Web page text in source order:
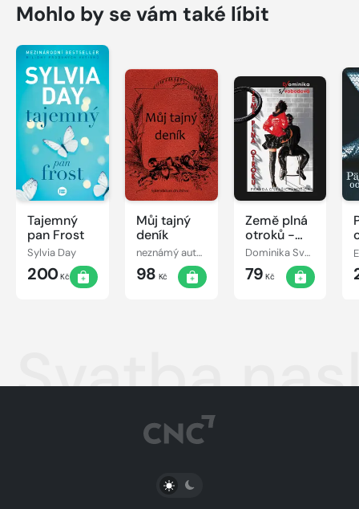
Mohlo by se vám také líbit
Tajemný
pan Frost
Sylvia Day
200Kč
Můj tajný
deník
neznámý autor
98 Kč
Země plná
otroků -
Pravda o
(vašich)
mužích
Dominika Svobodová
79 Kč
Svatba
PŘEPNOUT SVĚTLÝ/TMAVÝ REŽIM